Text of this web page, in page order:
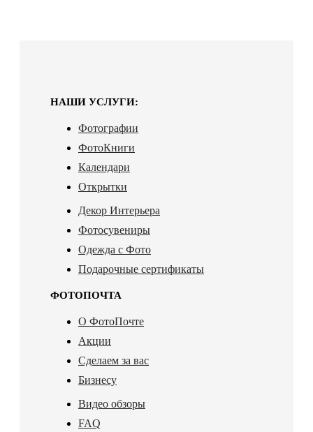
НАШИ УСЛУГИ:
Фотографии
ФотоКниги
Календари
Открытки
Декор Интерьера
Фотосувениры
Одежда с Фото
Подарочные сертификаты
ФОТОПОЧТА
О ФотоПочте
Акции
Сделаем за вас
Бизнесу
Видео обзоры
FAQ